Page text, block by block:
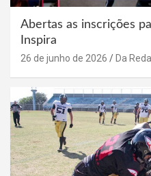
Abertas as inscrições
Inspira
26 de junho de 2026 Da